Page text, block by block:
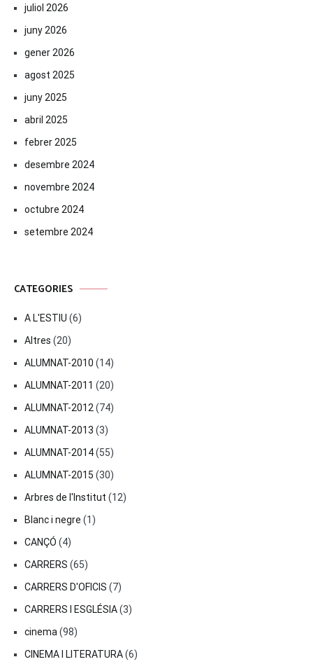
juliol 2026
juny 2026
gener 2026
agost 2025
juny 2025
abril 2025
febrer 2025
desembre 2024
novembre 2024
octubre 2024
setembre 2024
CATEGORIES
A L'ESTIU (6)
Altres (20)
ALUMNAT-2010 (14)
ALUMNAT-2011 (20)
ALUMNAT-2012 (74)
ALUMNAT-2013 (3)
ALUMNAT-2014(55)
ALUMNAT-2015 (30)
Arbres de l'Institut (12)
Blanc i negre (1)
CANÇÓ (4)
CARRERS (65)
CARRERS D'OFICIS (7)
CARRERS I ESGLÉSIA(3)
cinema (98)
CINEMA I LITERATURA(6)